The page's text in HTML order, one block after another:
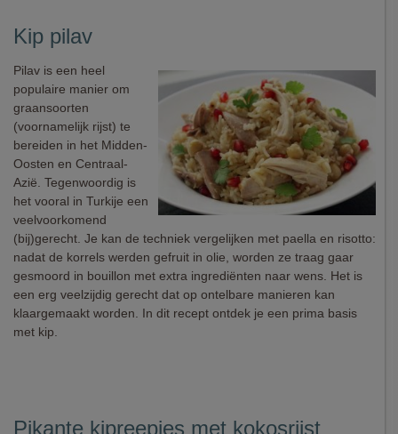
Kip pilav
Pilav is een heel
populaire manier om
graansoorten
(voornamelijk rijst) te
bereiden in het Midden-
Oosten en Centraal-
Azië. Tegenwoordig is
het vooral in Turkije een
veelvoorkomend
(bij)gerecht. Je kan de techniek vergelijken met paella en risotto:
nadat de korrels werden gefruit in olie, worden ze traag gaar
gesmoord in bouillon met extra ingrediënten naar wens. Het is
een erg veelzijdig gerecht dat op ontelbare manieren kan
klaargemaakt worden. In dit recept ontdek je een prima basis
met kip.
Pikante kipreepjes met kokosrijst